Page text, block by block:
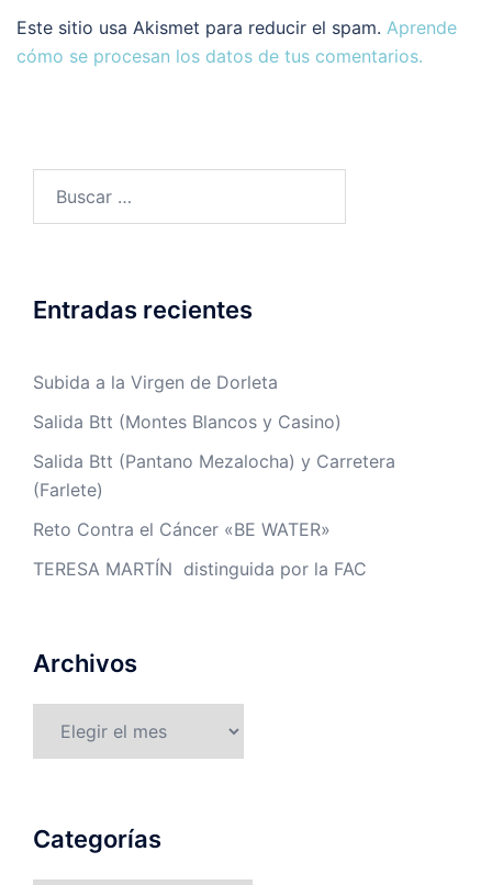
Este sitio usa Akismet para reducir el spam. Aprende
cómo se procesan los datos de tus comentarios.
Entradas recientes
Subida a la Virgen de Dorleta
Salida Btt (Montes Blancos y Casino)
Salida Btt (Pantano Mezalocha) y Carretera
(Farlete)
Reto Contra el Cáncer «BE WATER»
TERESA MARTÍN distinguida por la FAC
Archivos
Categorías